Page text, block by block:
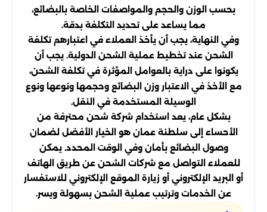
بحسب الوزن والحجم والمواصفات الخاصة بالبضائع،
مما يساعد على تحديد التكلفة بدقة.
وفي النهاية، يجب أن يأخذ العملاء في اعتبارهم تكلفة
الشحن عند تخطيط عملية الشحن الدولية. يجب أن
يكونوا على دراية بالعوامل المؤثرة في تكلفة الشحن،
مع الأخذ في الاعتبار وزن البضائع وحجمها ونوعها ونوع
الوسيلة المستخدمة في النقل.
بشكل عام، يعد استخدام شركة شحن محترفة من
الأحساء إلى سلطنة عمان هو الخيار الأفضل لضمان
وصول البضائع بأمان وفي الوقت المحدد. يمكن
للعملاء التواصل مع شركات الشحن عن طريق الهاتف
أو البريد الإلكتروني أو زيارة الموقع الإلكتروني للاستفسار
عن الخدمات وترتيب عملية الشحن بسهولة ويسر.